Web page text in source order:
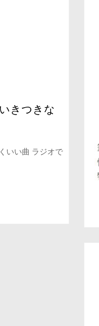
きつきな
いい曲 ラジオで